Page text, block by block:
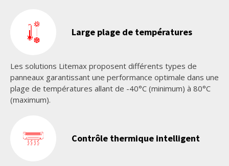
Large plage de températures
Les solutions Litemax proposent différents types de
panneaux garantissant une performance optimale dans une
plage de températures allant de -40°C (minimum) à 80°C
(maximum).
Contrôle thermique intelligent